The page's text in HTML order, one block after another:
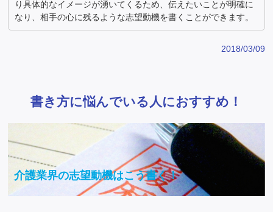
り具体的なイメージが湧いてくるため、伝えたいことが明確に
なり、相手の心に残るような志望動機を書くことができます。
2018/03/09
書き方に悩んでいる人におすすめ！
介護業界の志望動機はこう書く！